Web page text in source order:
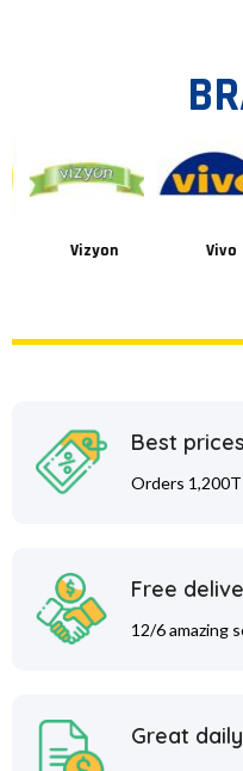
Vizyon Vivo
Best
Orders
Free
12/6 amazing
Great